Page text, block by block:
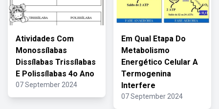
Atividades Com
Monossílabas
Dissílabas Trissílabas
E Polissílabas 4o Ano
07 September 2024
Em Qual Etapa Do
Metabolismo
Energético Celular A
Termogenina
Interfere
07 September 2024